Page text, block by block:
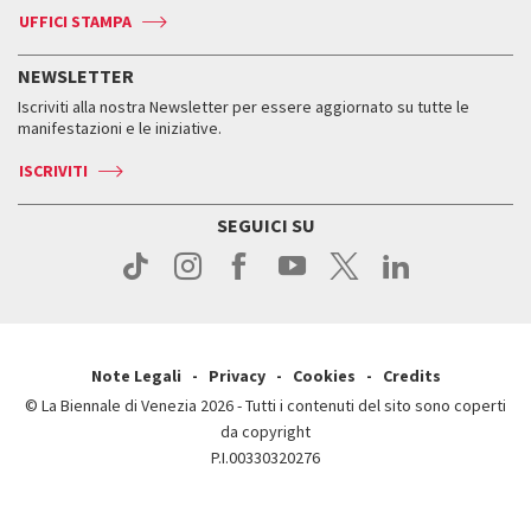
Press
Accrediti
Come raggiungerci
Accrediti
Come raggiungerci
Contatti
Press
Press
Edizioni passate
Orari e sedi
Biglietti
Servizi al pubblico
Come raggiungerci
Contatti
ASAC DATI
Storia
Orari e sedi
UFFICI STAMPA
NEWSLETTER
Iscriviti alla nostra Newsletter per essere aggiornato su tutte le
manifestazioni e le iniziative.
ISCRIVITI
SEGUICI SU
Note Legali Privacy Cookies
Credits
© La Biennale di Venezia 2026 - Tutti i contenuti del sito sono coperti
da copyright
P.I.00330320276